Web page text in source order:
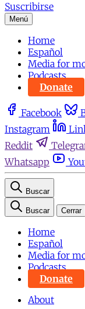
Suscribirse
Menú
Home
Español
Media for
Podcasts
Donate
Facebook
Instagram
Reddit
Whatsapp
Buscar
Buscar Cerrar
Home
Español
Media for
Podcasts
Donate
About